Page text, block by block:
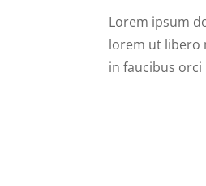
Lorem ipsum
lorem ut libero
in faucibus